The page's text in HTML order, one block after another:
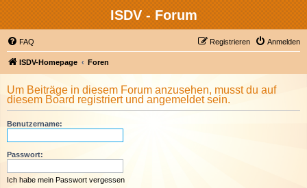
ISDV - Forum
FAQ Anmelden
Registrieren
ISDV-Homepage Foren
Um Beiträge in diesem Forum anzusehen, musst du auf
diesem Board registriert und angemeldet sein.
Benutzername:
Passwort:
Ich habe mein Passwort vergessen